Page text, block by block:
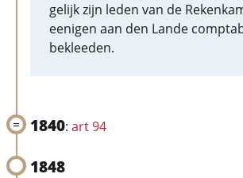
gelijk zijn leden van de
eenigen aan den Lande
bekleeden.
1840: art 94
1848